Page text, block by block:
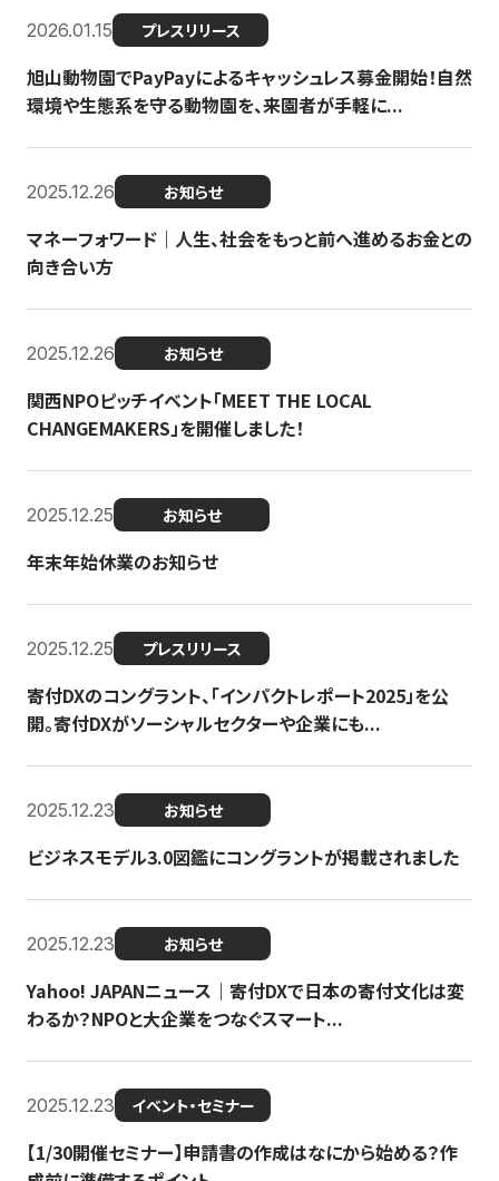
2026.01.15 プレスリリース
旭山動物園でPayPayによるキャッシュレス募金開始！自然
環境や生態系を守る動物園を、来園者が手軽に...
2025.12.26 お知らせ
マネーフォワード｜人生、社会をもっと前へ進めるお金との
向き合い方
2025.12.26 お知らせ
関西NPOピッチイベント「MEET THE LOCAL
CHANGEMAKERS」を開催しました！
2025.12.25 お知らせ
年末年始休業のお知らせ
2025.12.25 プレスリリース
寄付DXのコングラント、「インパクトレポート2025」を公
開。寄付DXがソーシャルセクターや企業にも...
2025.12.23 お知らせ
ビジネスモデル3.0図鑑にコングラントが掲載されました
2025.12.23 お知らせ
Yahoo! JAPANニュース｜寄付DXで日本の寄付文化は変
わるか？NPOと大企業をつなぐスマート...
2025.12.23 イベント・セミナー
【1/30開催セミナー】申請書の作成はなにから始める？作